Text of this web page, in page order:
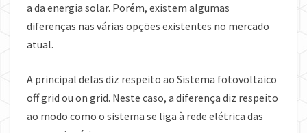
a da energia solar. Porém, existem algumas
diferenças nas várias opções existentes no mercado
atual.
A principal delas diz respeito ao Sistema fotovoltaico
off grid ou on grid. Neste caso, a diferença diz respeito
ao modo como o sistema se liga à rede elétrica das